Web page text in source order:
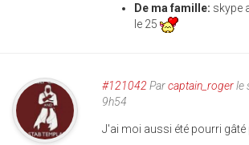
De ma famille: skype
le 25
#121042 Parcaptain_rogerle
9h54
J'ai moi aussi été pourri gâté